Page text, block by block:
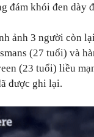
đám khói đen dày
ảnh 3 người còn
(27 tuổi) và
(23 tuổi) liều
được ghi lại.